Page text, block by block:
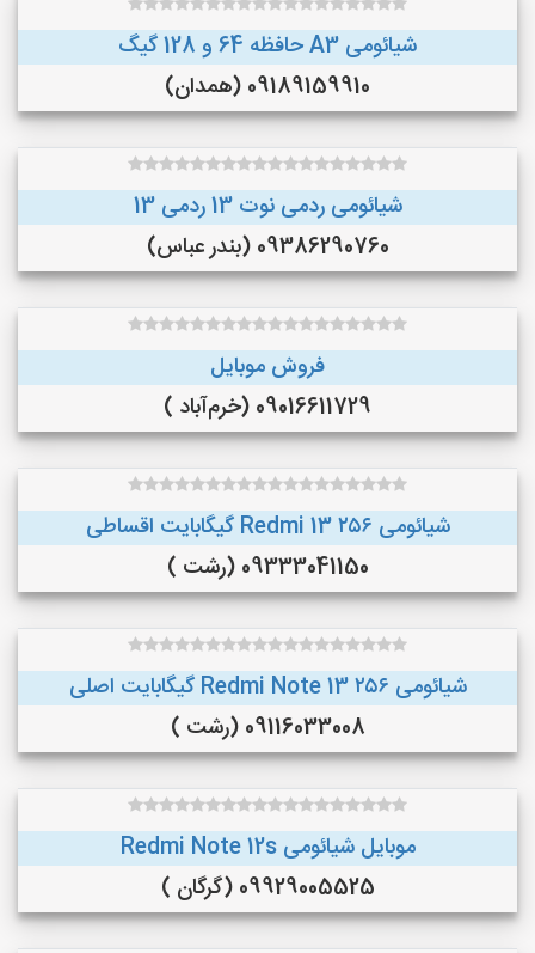
شیائومی A3 حافظه 64 و 128 گیگ
09189159910 (همدان)
شیائومی ردمی نوت 13 ردمی 13
09386290760 (بندر عباس)
فروش موبایل
09016611729 (خرم‌آباد )
شیائومی Redmi 13 ۲۵۶ گیگابایت اقساطی
09333041150 (رشت )
شیائومی Redmi Note 13 ۲۵۶ گیگابایت اصلی
09116033008 (رشت )
موبایل شیائومی Redmi Note 12s
09929005525 (گرگان )